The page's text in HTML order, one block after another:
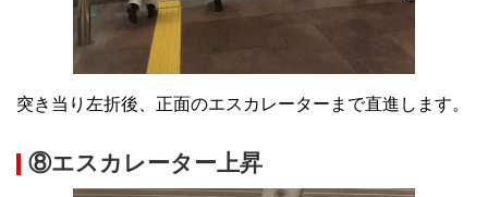
突き当り左折後、正面のエスカレーターまで直進します。
⑧エスカレーター上昇